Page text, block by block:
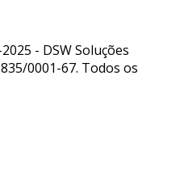
- DSW Soluções
0001-67. Todos os